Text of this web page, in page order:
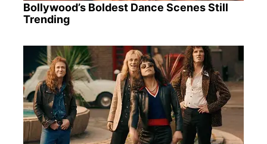
Bollywood’s Boldest Dance Scenes Still
Trending